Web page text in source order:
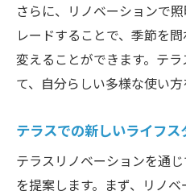
さらに、リノベーションで
レードすることで、季節を
変えることができます。テ
て、自分らしい多様な使い方
テラスでの新しいライフス
テラスリノベーションを通
を提案します。まず、リノ